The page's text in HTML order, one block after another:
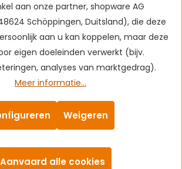
aan onze partner, shopware AG
Schöppingen, Duitsland), die deze
aan u kan koppelen, maar deze
eigen doeleinden verwerkt (bijv.
analyses van marktgedrag).
Meer informatie...
Weigeren
Aanvaard alle cookies